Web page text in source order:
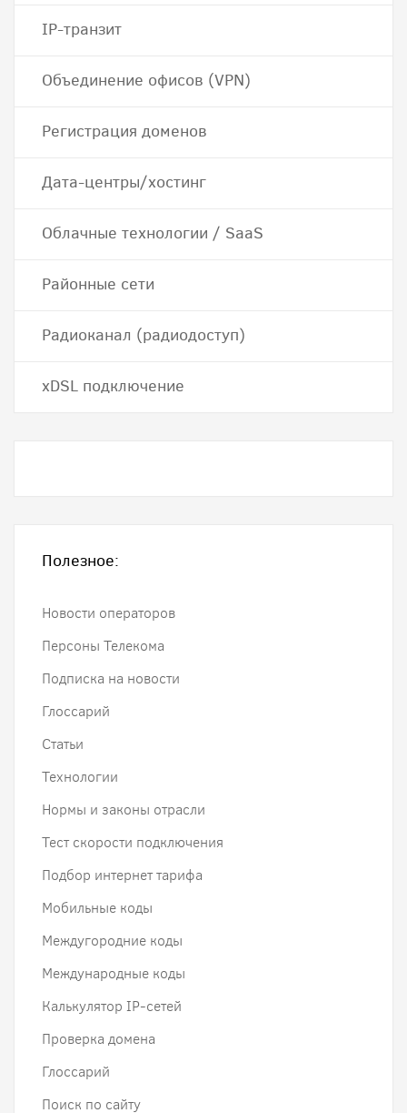
IP-транзит
Объединение офисов (VPN)
Регистрация доменов
Дата-центры/хостинг
Облачные технологии / SaaS
Районные сети
Радиоканал (радиодоступ)
хDSL подключение
Полезное:
Новости операторов
Персоны Телекома
Подписка на новости
Глоссарий
Статьи
Технологии
Нормы и законы отрасли
Тест скорости подключения
Подбор интернет тарифа
Мобильные коды
Междугородние коды
Международные коды
Калькулятор IP-сетей
Проверка домена
Глоссарий
Поиск по сайту